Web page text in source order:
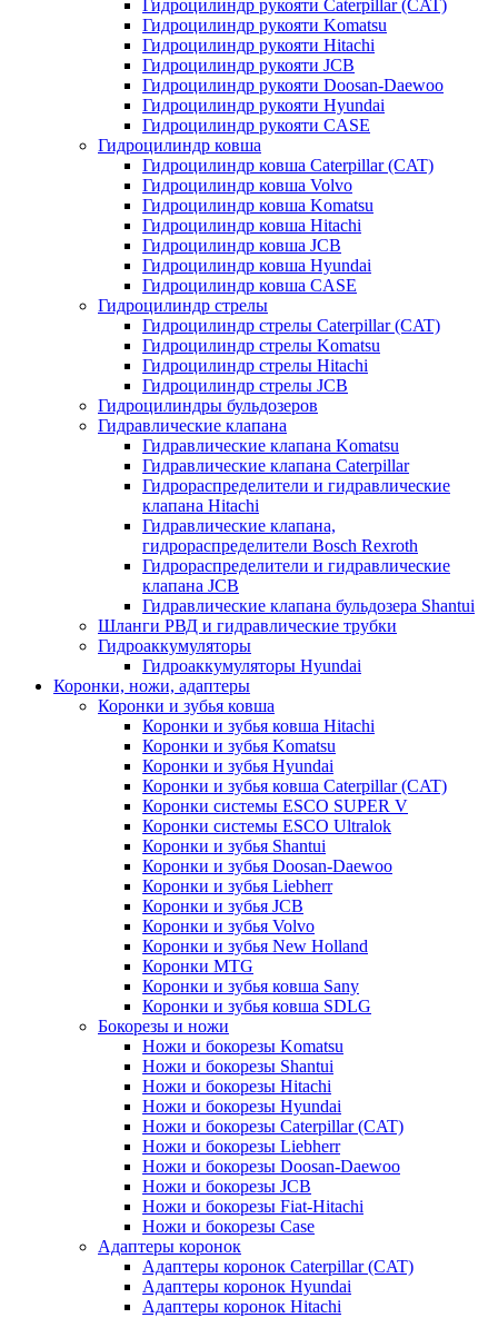
Гидроцилиндр рукояти Caterpillar (CAT)
Гидроцилиндр рукояти Komatsu
Гидроцилиндр рукояти Hitachi
Гидроцилиндр рукояти JCB
Гидроцилиндр рукояти Doosan-Daewoo
Гидроцилиндр рукояти Hyundai
Гидроцилиндр рукояти CASE
Гидроцилиндр ковша
Гидроцилиндр ковша Caterpillar (CAT)
Гидроцилиндр ковша Volvo
Гидроцилиндр ковша Komatsu
Гидроцилиндр ковша Hitachi
Гидроцилиндр ковша JCB
Гидроцилиндр ковша Hyundai
Гидроцилиндр ковша CASE
Гидроцилиндр стрелы
Гидроцилиндр стрелы Caterpillar (CAT)
Гидроцилиндр стрелы Komatsu
Гидроцилиндр стрелы Hitachi
Гидроцилиндр стрелы JCB
Гидроцилиндры бульдозеров
Гидравлические клапана
Гидравлические клапана Komatsu
Гидравлические клапана Caterpillar
Гидрораспределители и гидравлические
клапана Hitachi
Гидравлические клапана,
гидрораспределители Bosch Rexroth
Гидрораспределители и гидравлические
клапана JCB
Гидравлические клапана бульдозера Shantui
Шланги РВД и гидравлические трубки
Гидроаккумуляторы
Гидроаккумуляторы Hyundai
Коронки, ножи, адаптеры
Коронки и зубья ковша
Коронки и зубья ковша Hitachi
Коронки и зубья Komatsu
Коронки и зубья Hyundai
Коронки и зубья ковша Caterpillar (CAT)
Коронки системы ESCO SUPER V
Коронки системы ESCO Ultralok
Коронки и зубья Shantui
Коронки и зубья Doosan-Daewoo
Коронки и зубья Liebherr
Коронки и зубья JCB
Коронки и зубья Volvo
Коронки и зубья New Holland
Коронки MTG
Коронки и зубья ковша Sany
Коронки и зубья ковша SDLG
Бокорезы и ножи
Ножи и бокорезы Komatsu
Ножи и бокорезы Shantui
Ножи и бокорезы Hitachi
Ножи и бокорезы Hyundai
Ножи и бокорезы Caterpillar (CAT)
Ножи и бокорезы Liebherr
Ножи и бокорезы Doosan-Daewoo
Ножи и бокорезы JCB
Ножи и бокорезы Fiat-Hitachi
Ножи и бокорезы Case
Адаптеры коронок
Адаптеры коронок Caterpillar (CAT)
Адаптеры коронок Hyundai
Адаптеры коронок Hitachi